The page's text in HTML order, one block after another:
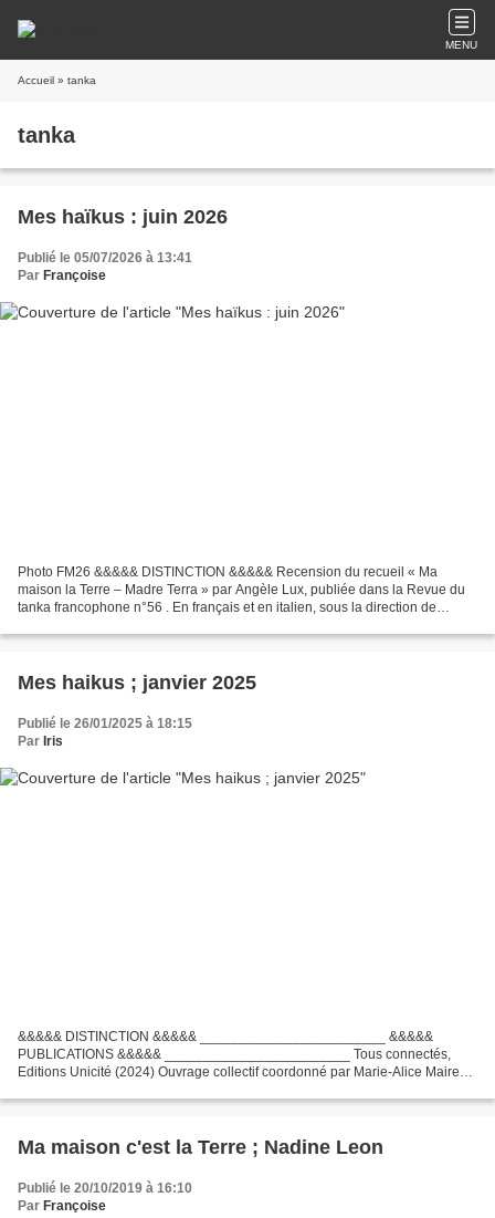
MENU
Accueil » tanka
tanka
Mes haïkus : juin 2026
Publié le 05/07/2026 à 13:41
Par Françoise
Photo FM26 &&&&& DISTINCTION &&&&& Recension du recueil « Ma
maison la Terre – Madre Terra » par Angèle Lux, publiée dans la Revue du
tanka francophone n°56 . En français et en italien, sous la direction de
Mes haikus ; janvier 2025
Publié le 26/01/2025 à 18:15
Par Iris
&&&&& DISTINCTION &&&&& ________________________ &&&&&
PUBLICATIONS &&&&& ________________________ Tous connectés,
Editions Unicité (2024) Ouvrage collectif coordonné par Marie-Alice Maire
Ma maison c'est la Terre ; Nadine Leon
Publié le 20/10/2019 à 16:10
Par Françoise